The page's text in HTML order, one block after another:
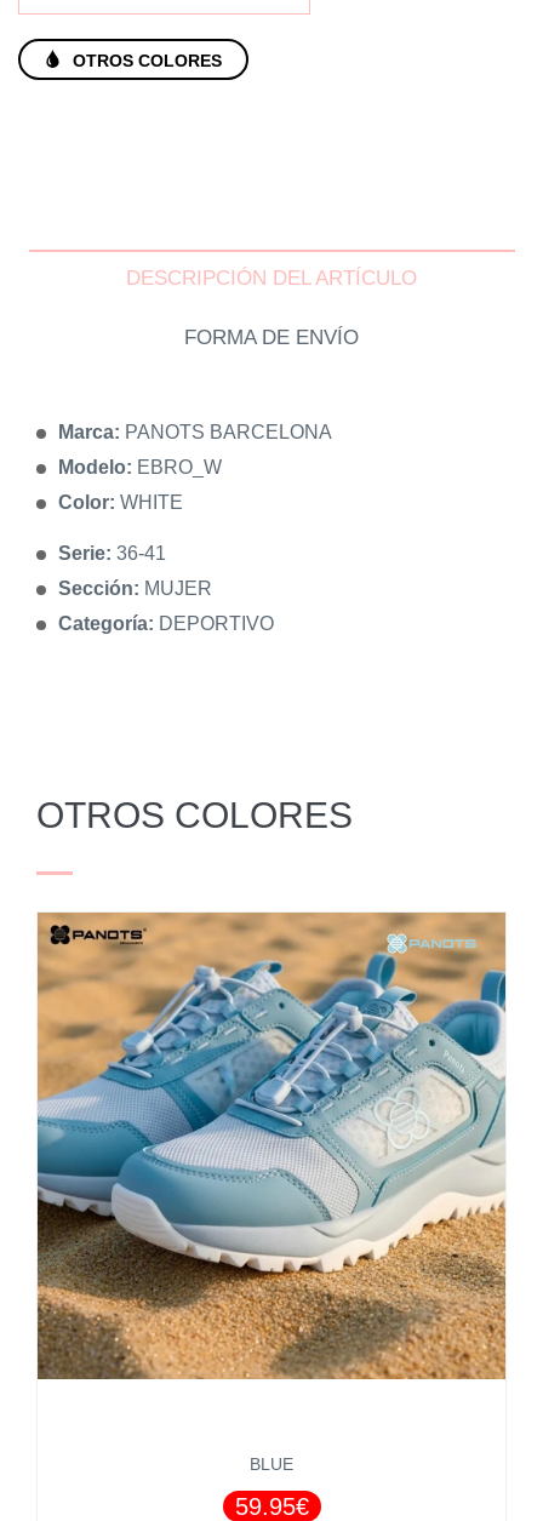
OTROS COLORES
DESCRIPCIÓN DEL ARTÍCULO
FORMA DE ENVÍO
Marca: PANOTS BARCELONA
Modelo: EBRO_W
Color: WHITE
Serie: 36-41
Sección: MUJER
Categoría: DEPORTIVO
OTROS COLORES
BLUE
59.95€